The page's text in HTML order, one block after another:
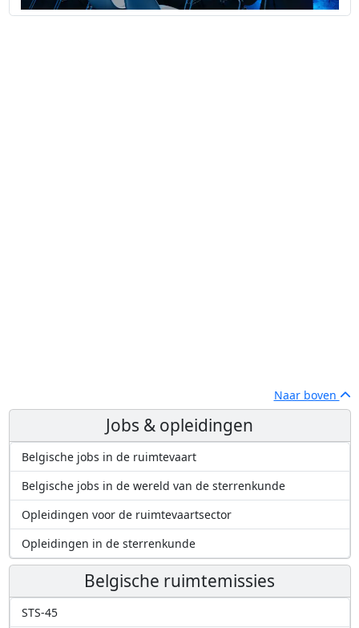
Naar boven
Jobs & opleidingen
Belgische jobs in de ruimtevaart
Belgische jobs in de wereld van de sterrenkunde
Opleidingen voor de ruimtevaartsector
Opleidingen in de sterrenkunde
Belgische ruimtemissies
STS-45